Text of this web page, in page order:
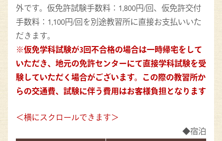
外です。仮免許試験手数料：1,800円/回、仮免許交付
手数料：1,100円/回を別途教習所に直接お支払いいた
だきます。
※仮免学科試験が3回不合格の場合は一時帰宅をして
いただき、地元の免許センターにて直接学科試験を受
験していただく場合がございます。この際の教習所か
らの交通費、試験に伴う費用はお客様負担となります
◆宿泊施設